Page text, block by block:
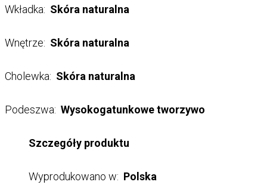
Wkładka: Skóra naturalna
Wnętrze: Skóra naturalna
Cholewka: Skóra naturalna
Podeszwa: Wysokogatunkowe tworzywo
Szczegóły produktu
Wyprodukowano w: Polska